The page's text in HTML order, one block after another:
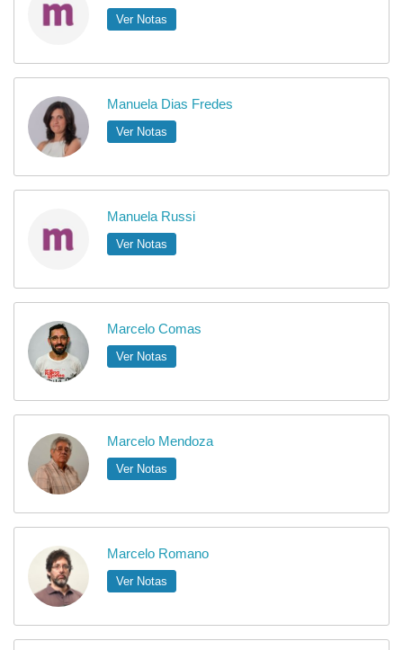
Ver Notas
Manuela Dias Fredes
Ver Notas
Manuela Russi
Ver Notas
Marcelo Comas
Ver Notas
Marcelo Mendoza
Ver Notas
Marcelo Romano
Ver Notas